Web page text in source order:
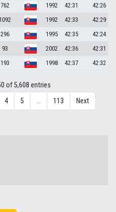
762 1992 42:31
42:26
1092 1992 42:33
42:29
296 1995 42:35
42:24
93 2002 42:36
42:31
193 1998 42:37 42:32
of 5,608 entries
4 5 … 113 Next